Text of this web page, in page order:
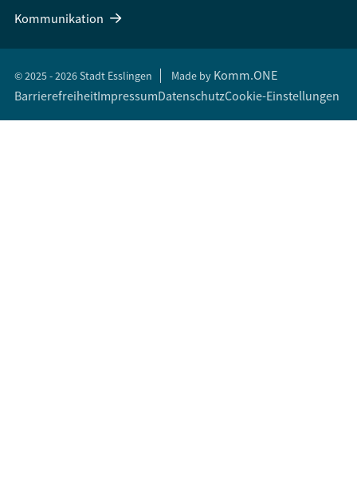
Kommunikation
© 2025 - 2026 Stadt Esslingen Made by Komm.ONE
BarrierefreiheitImpressumDatenschutzCookie-Einstellungen